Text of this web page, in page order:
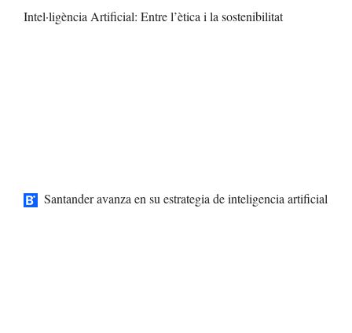
Intel·ligència Artificial: Entre l’ètica i la sostenibilitat
Santander avanza en su estrategia de inteligencia artificial